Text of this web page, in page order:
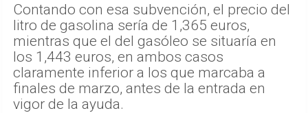
Contando con esa subvención, el precio del
litro de gasolina sería de 1,365 euros,
mientras que el del gasóleo se situaría en
los 1,443 euros, en ambos casos
claramente inferior a los que marcaba a
finales de marzo, antes de la entrada en
vigor de la ayuda.